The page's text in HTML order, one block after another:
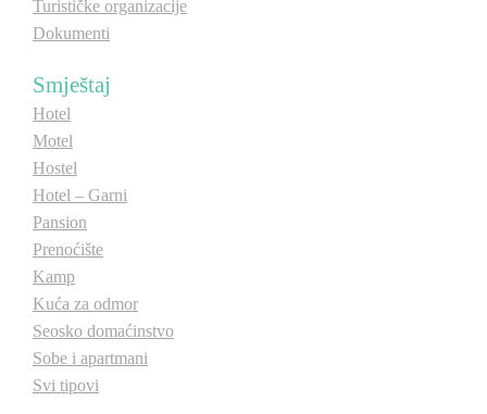
Otkrij Srpsku
Turističke organizacije
Dokumenti
Smještaj
Hotel
Motel
Hostel
Hotel – Garni
Pansion
Prenoćište
Kamp
Kuća za odmor
Seosko domaćinstvo
Sobe i apartmani
Svi tipovi